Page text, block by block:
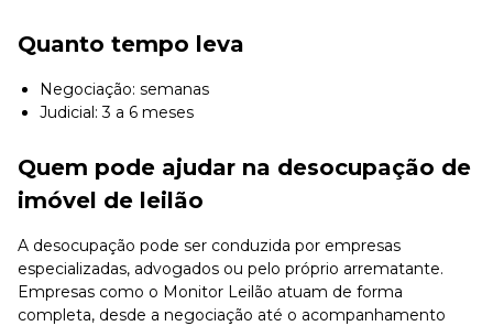
Quanto tempo leva
Negociação: semanas
Judicial: 3 a 6 meses
Quem pode ajudar na desocupação de
imóvel de leilão
A desocupação pode ser conduzida por empresas
especializadas, advogados ou pelo próprio arrematante.
Empresas como o Monitor Leilão atuam de forma
completa, desde a negociação até o acompanhamento